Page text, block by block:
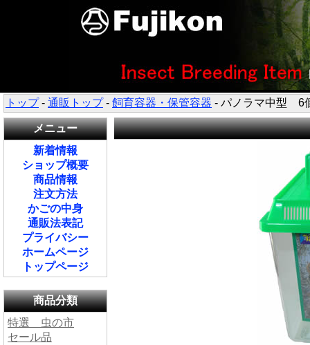
トップ- 通販トップ- 飼育容器・保管容器 - パノラマ中型 6
メニュー
新着情報
ショップ概要
商品情報
注文方法
かごの中身
通販法表記
プライバシー
ホームページ
トップページ
商品分類
特選 虫の市
セール品